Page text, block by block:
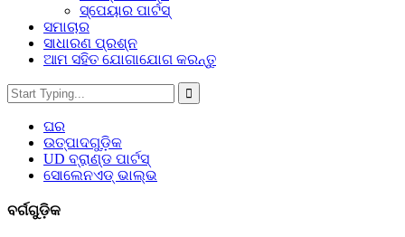
ସ୍ପେୟାର ପାର୍ଟସ୍‌
ସମାଚାର
ସାଧାରଣ ପ୍ରଶ୍ନ
ଆମ ସହିତ ଯୋଗାଯୋଗ କରନ୍ତୁ
ଘର
ଉତ୍ପାଦଗୁଡ଼ିକ
UD ବ୍ରାଣ୍ଡ ପାର୍ଟସ୍
ସୋଲେନଏଡ୍ ଭାଲ୍ଭ
ବର୍ଗଗୁଡ଼ିକ